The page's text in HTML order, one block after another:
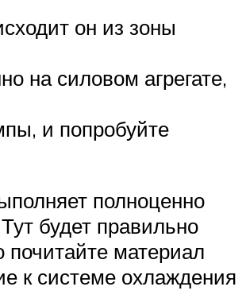
он из зоны
на силовом агрегате,
и попробуйте
полноценно
будет правильно
материал
к системе охлаждения